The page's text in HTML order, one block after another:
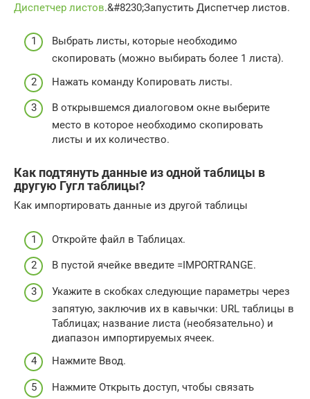
Диспетчер листов.&#8230;Запустить Диспетчер листов.
Выбрать листы, которые необходимо
скопировать (можно выбирать более 1 листа).
Нажать команду Копировать листы.
В открывшемся диалоговом окне выберите
место в которое необходимо скопировать
листы и их количество.
Как подтянуть данные из одной таблицы в
другую Гугл таблицы?
Как импортировать данные из другой таблицы
Откройте файл в Таблицах.
В пустой ячейке введите =IMPORTRANGE.
Укажите в скобках следующие параметры через
запятую, заключив их в кавычки: URL таблицы в
Таблицах; название листа (необязательно) и
диапазон импортируемых ячеек.
Нажмите Ввод.
Нажмите Открыть доступ, чтобы связать